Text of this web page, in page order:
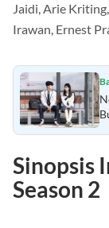
Jaidi, Arie
Irawan, Ernest
Sinopsis
Season 2